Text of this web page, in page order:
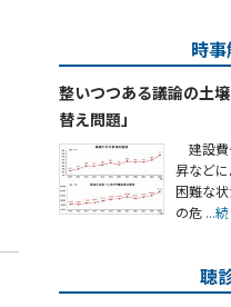
時
整いつつある議論の土
替え問題」
建設費
昇など
困難な
の危 ...
聴